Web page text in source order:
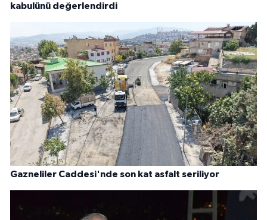
kabulünü değerlendirdi
Gazneliler Caddesi'nde son kat asfalt seriliyor